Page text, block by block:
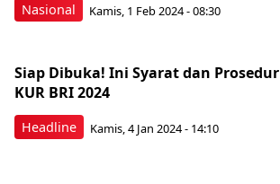
Nasional Kamis, 1 Feb 2024 - 08:30
Headline
Siap Dibuka! Ini Syarat dan Prosedur
KUR BRI 2024
Kamis, 4 Jan 2024 - 14:10